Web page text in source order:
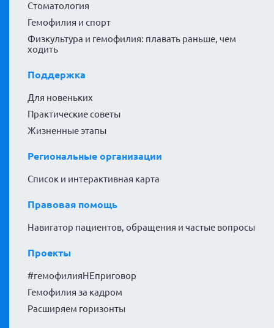
Стоматология
Гемофилия и спорт
Физкультура и гемофилия: плавать раньше, чем
ходить
Поддержка
Для новеньких
Практические советы
Жизненные этапы
Региональные организации
Список и интерактивная карта
Правовая помощь
Навигатор пациентов, обращения и частые вопросы
Проекты
#гемофилияНЕприговор
Гемофилия за кадром
Расширяем горизонты